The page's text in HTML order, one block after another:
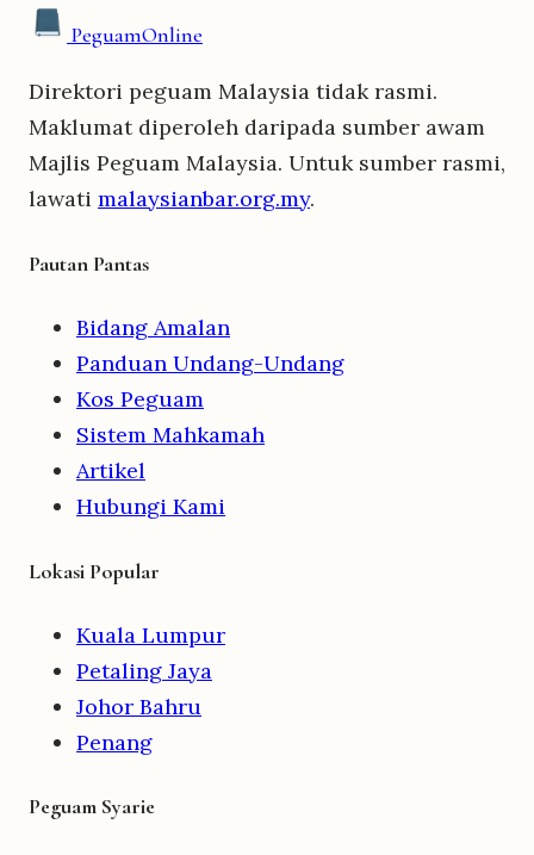
PeguamOnline
Direktori peguam Malaysia tidak rasmi.
Maklumat diperoleh daripada sumber awam
Majlis Peguam Malaysia. Untuk sumber rasmi,
lawati malaysianbar.org.my.
Pautan Pantas
Bidang Amalan
Panduan Undang-Undang
Kos Peguam
Sistem Mahkamah
Artikel
Hubungi Kami
Lokasi Popular
Kuala Lumpur
Petaling Jaya
Johor Bahru
Penang
Peguam Syarie